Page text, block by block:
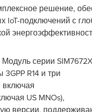
решение,
IoT-подключений с
Модуль серии SIM7672X
R14 и три
включая
US MNOs),